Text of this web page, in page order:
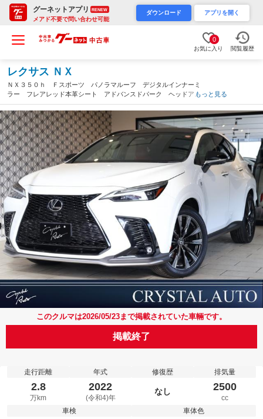
グーネットアプリ RENEW
メアド不要で問い合わせ可能
ダウンロード アプリを開く
0
お気に入り 閲覧履歴
レクサス ＮＸ
ＮＸ３５０ｈ Ｆスポーツ パノラマルーフ デジタルインナーミ
ラー フレアレッド本革シート アドバンスドパーク ヘッドアッ
プディスプレイ オレンジキャリパー 純正ナビＴＶ パノラミッ
クビューモニタ パワーバックドア 前後ドラレコ（岡山県）
もっと見る
このクルマは2026/05/23まで掲載されていた車輛です。
掲載終了
走行距離
2.8
万km
年式
2022
(令和4)年
修復歴
なし
排気量
2500
cc
車検
車体色